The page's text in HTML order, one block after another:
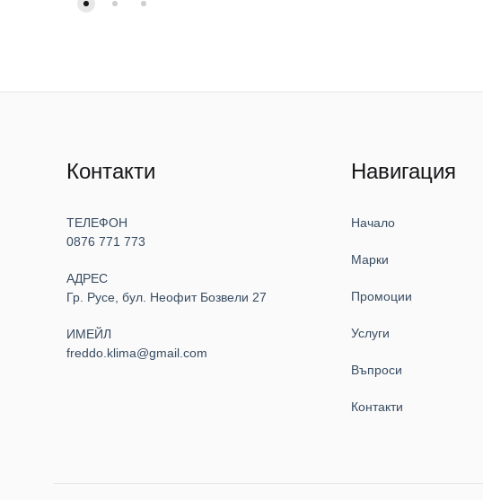
Контакти
ТЕЛЕФОН
0876 771 773
АДРЕС
Гр. Русе, бул. Неофит Бозвели 27
ИМЕЙЛ
freddo.klima@gmail.com
Навигация
Начало
Марки
Промоции
Услуги
Въпроси
Контакти